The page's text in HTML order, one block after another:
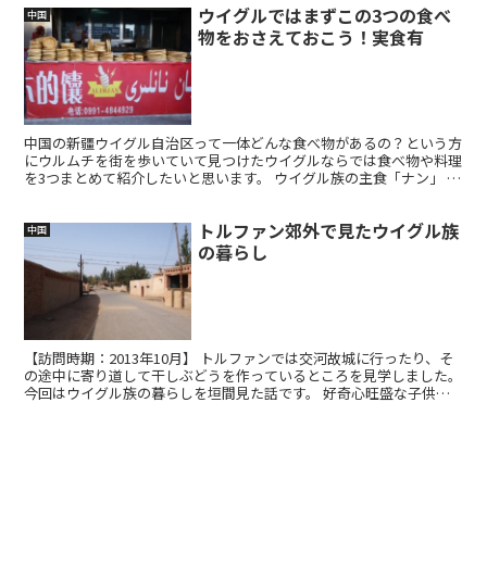
中国
ウイグルではまずこの3つの食べ
物をおさえておこう！実食有
中国の新疆ウイグル自治区って一体どんな食べ物があるの？という方
にウルムチを街を歩いていて見つけたウイグルならでは食べ物や料理
を3つまとめて紹介したいと思います。 ウイグル族の主食「ナン」 ウ
中国
トルファン郊外で見たウイグル族
の暮らし
【訪問時期：2013年10月】 トルファンでは交河故城に行ったり、そ
の途中に寄り道して干しぶどうを作っているところを見学しました。
今回はウイグル族の暮らしを垣間見た話です。 好奇心旺盛な子供た